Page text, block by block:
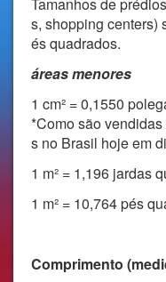
s, shopping centers)
és quadrados.
áreas menores
1 cm² = 0,1550
*Como são
s no Brasil hoje em
1 m² = 1,196 jardas
1 m² = 10,764 pés
Comprimento